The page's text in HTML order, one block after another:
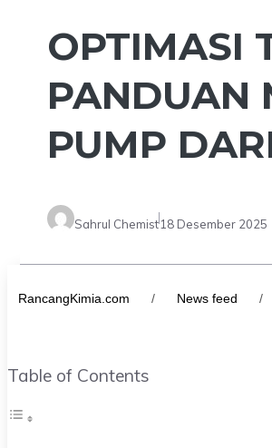
OPTIMASI
PANDUAN
PUMP
Sahrul Chemist18 Desember 2025
RancangKimia.com / News feed /
Table of Contents